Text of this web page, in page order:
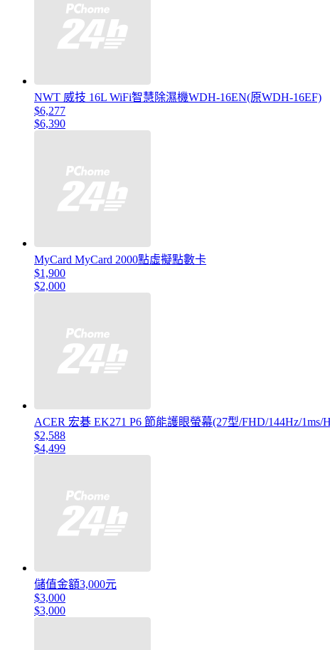
NWT 威技 16L WiFi智慧除濕機WDH-16EN(原WDH-16EF)
$6,277
$6,390
MyCard MyCard 2000點虛擬點數卡
$1,900
$2,000
ACER 宏碁 EK271 P6 節能護眼螢幕(27型/FHD/144Hz/1ms/
$2,588
$4,499
儲值金額3,000元
$3,000
$3,000